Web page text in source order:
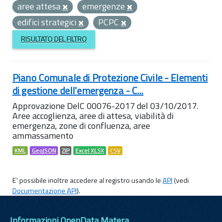
aree attesa
emergenze
edifici strategici
PCPC
RISULTATO DEL FILTRO
Piano Comunale di Protezione Civile - Elementi
di gestione dell'emergenza - C...
Approvazione DelC 00076-2017 del 03/10/2017.
Aree accoglienza, aree di attesa, viabilità di
emergenza, zone di confluenza, aree
ammassamento
KML GeoJSON ZIP Excel XLSX CSV
E' possibile inoltre accedere al registro usando leAPI(vedi
Documentazione API).